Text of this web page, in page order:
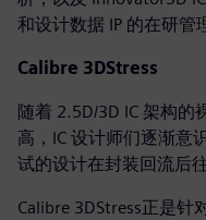
和设计数据 IP 的在研管
Calibre 3DStress
随着 2.5D/3D IC 架构的
高，IC 设计师们逐渐意
试的设计在封装回流后
Calibre 3DStress正是针